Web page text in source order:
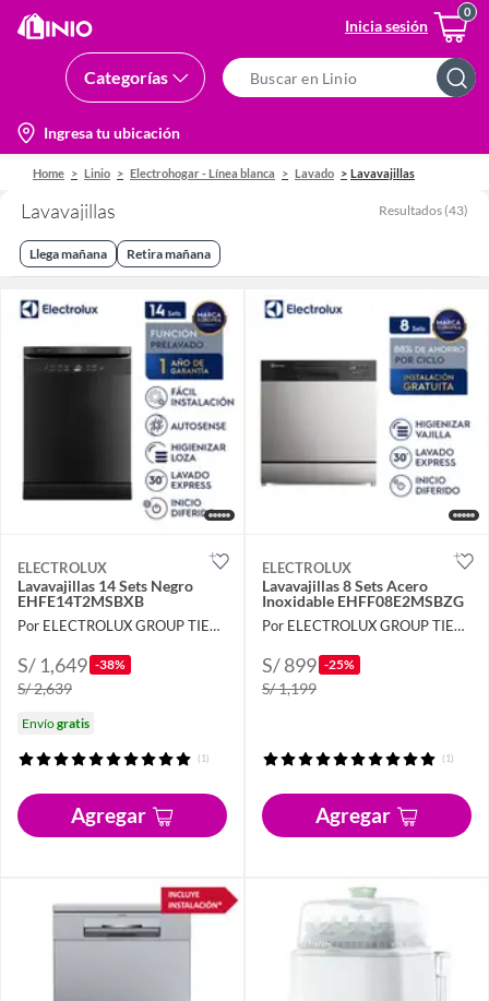
Inicia sesión
Categorías
Bar
location-
icon
Ingresa tu ubicación
Home Linio Electrohogar - Línea blanca Lavado Lavavajillas
Lavavajillas Resultados (43)
Llega mañana Retira mañana
ELECTROLUX
Lavavajillas 14 Sets Negro
EHFE14T2MSBXB
Por ELECTROLUX GROUP TIENDA OFICIAL
S/ 1,649 -38%
S/ 2,639
Envíogratis
(1)
Agregar
ELECTROLUX
Lavavajillas 8 Sets Acero
Inoxidable EHFF08E2MSBZG
Por ELECTROLUX GROUP TIENDA OFICIAL
S/ 899 -25%
S/ 1,199
(1)
Agregar